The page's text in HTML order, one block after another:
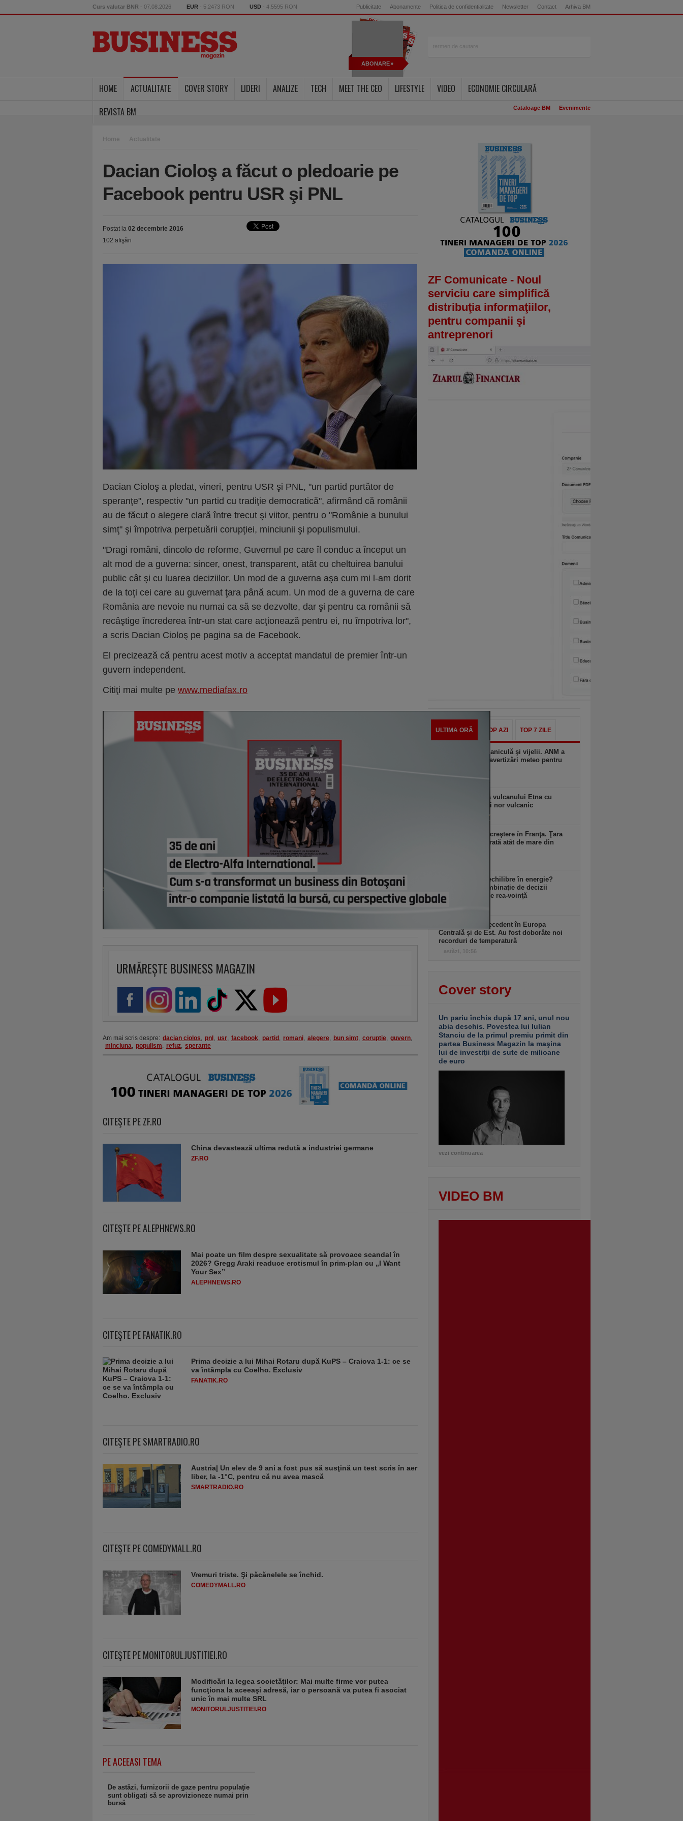
Curs valutar BNR - 07.08.2026 EUR - 5.2473 RON USD - 4.5595 RON Publicitate Abonamente Politica de confidentialitate Newsletter Contact Arhiva BM
ABONARE
HOME ACTUALITATE COVER STORY LIDERI ANALIZE TECH MEET THE CEO LIFESTYLE VIDEO
ECONOMIE CIRCULARĂ
REVISTA BM
Cataloage BM Evenimente
Home Actualitate
Dacian Cioloş a făcut o pledoarie pe
Facebook pentru USR şi PNL
Postat la 02 decembrie 2016
102 afişări
Dacian Cioloş a pledat, vineri, pentru USR şi PNL, "un partid purtător de
speranţe", respectiv "un partid cu tradiţie democratică", afirmând că românii
au de făcut o alegere clară între trecut şi viitor, pentru o "Românie a bunului
simţ" şi împotriva perpetuării corupţiei, minciunii şi populismului.
"Dragi români, dincolo de reforme, Guvernul pe care îl conduc a început un
alt mod de a guverna: sincer, onest, transparent, atât cu cheltuirea banului
public cât şi cu luarea deciziilor. Un mod de a guverna aşa cum mi l-am dorit
de la toţi cei care au guvernat ţara până acum. Un mod de a guverna de care
România are nevoie nu numai ca să se dezvolte, dar şi pentru ca românii să
recâştige încrederea într-un stat care acţionează pentru ei, nu împotriva lor",
a scris Dacian Cioloş pe pagina sa de Facebook.
El precizează că pentru acest motiv a acceptat mandatul de premier într-un
guvern independent.
Citiţi mai multe pe www.mediafax.ro
URMĂREȘTE BUSINESS MAGAZIN
Am mai scris despre: dacian ciolos, pnl , usr, facebook, partid , romani, alegere, bun simt, coruptie, guvern,
minciuna, populism, refuz, sperante
CITEŞTE PE ZF.RO
China devastează ultima redută a industriei germane
ZF.RO
CITEŞTE PE ALEPHNEWS.RO
Mai poate un film despre sexualitate să provoace scandal în
2026? Gregg Araki readuce erotismul în prim-plan cu „I Want
Your Sex”
ALEPHNEWS.RO
CITEŞTE PE FANATIK.RO
Prima decizie a lui Mihai Rotaru după KuPS – Craiova 1-1: ce se
va întâmpla cu Coelho. Exclusiv
FANATIK.RO
CITEŞTE PE SMARTRADIO.RO
Austria| Un elev de 9 ani a fost pus să susţină un test scris în aer
liber, la -1°C, pentru că nu avea mască
SMARTRADIO.RO
CITEŞTE PE COMEDYMALL.RO
Vremuri triste. Şi păcănelele se închid.
COMEDYMALL.RO
CITEŞTE PE MONITORULJUSTITIEI.RO
Modificări la legea societăţilor: Mai multe firme vor putea
funcţiona la aceeaşi adresă, iar o persoană va putea fi asociat
unic în mai multe SRL
MONITORULJUSTITIEI.RO
PE ACEEASI TEMA
De astăzi, furnizorii de gaze pentru populaţie
sunt obligaţi să se aprovizioneze numai prin
bursă
ZF Comunicate - Noul
serviciu care simplifică
distribuţia informaţiilor,
pentru companii şi
antreprenori
ULTIMA ORĂ TOP AZI TOP 7 ZILE
România, între caniculă şi vijelii. ANM a
emis mai multe avertizări meteo pentru
astăzi, 10:58
O nouă erupţie a vulcanului Etna cu
fântâni de lavă şi nor vulcanic
Şomajul este în creştere în Franţa. Ţara
nu a mai avut o rată atât de mare din
De ce avem dezechilibre în energie?
Bolojan: E o combinaţie de decizii
greşite, uneori de rea-voinţă
Caniculă fără precedent în Europa
Centrală şi de Est. Au fost doborâte noi
recorduri de temperatură
astăzi, 10:56
Cover story
Un pariu închis după 17 ani, unul nou
abia deschis. Povestea lui Iulian
Stanciu de la primul premiu primit din
partea Business Magazin la maşina
lui de investiţii de sute de milioane
de euro
vezi continuarea
VIDEO BM